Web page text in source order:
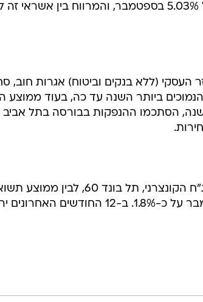
במערכת הבנקאית עמדה על 5.03% בספטמבר, והמרווח
ביותר השנה עד כה, בעוד ממוצע
המרווח בין תשואת מדד האג"ח
ירד מרווח זה ב-1%.